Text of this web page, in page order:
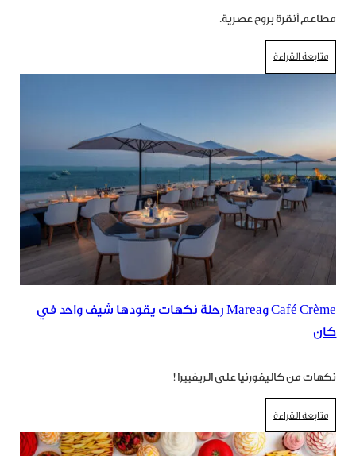
مطاعم أنقرة بروح عصرية.
متابعة القراءة
Café Crème وMarea رحلة نكهات يقودها شيف واحد في
كان
نكهات من كاليفورنيا على الريفييرا!
متابعة القراءة